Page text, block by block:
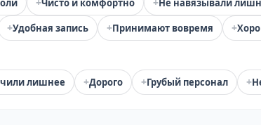
Чисто и комфортно Не навязывали
+Удобная запись +Принимают вовремя +
лишнее +Дорого +Грубый персонал +